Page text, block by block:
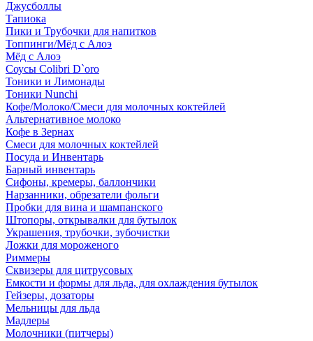
Джусболлы
Тапиока
Пики и Трубочки для напитков
Топпинги/Мёд с Алоэ
Мёд с Алоэ
Соусы Colibri D`oro
Тоники и Лимонады
Тоники Nunchi
Кофе/Молоко/Смеси для молочных коктейлей
Альтернативное молоко
Кофе в Зернах
Смеси для молочных коктейлей
Посуда и Инвентарь
Барный инвентарь
Сифоны, кремеры, баллончики
Нарзанники, обрезатели фольги
Пробки для вина и шампанского
Штопоры, открывалки для бутылок
Украшения, трубочки, зубочистки
Ложки для мороженого
Риммеры
Сквизеры для цитрусовых
Емкости и формы для льда, для охлаждения бутылок
Гейзеры, дозаторы
Мельницы для льда
Мадлеры
Молочники (питчеры)